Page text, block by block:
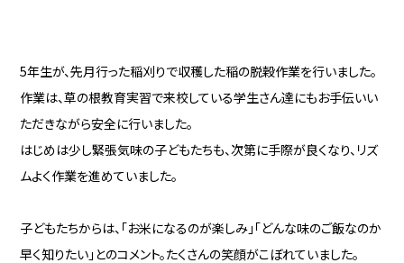
5年生が、先月行った稲刈りで収穫した稲の脱穀作業を行いました。
作業は、草の根教育実習で来校している学生さん達にもお手伝いい
ただきながら安全に行いました。
はじめは少し緊張気味の子どもたちも、次第に手際が良くなり、リズ
ムよく作業を進めていました。
子どもたちからは、「お米になるのが楽しみ」「どんな味のご飯なのか
早く知りたい」とのコメント。たくさんの笑顔がこぼれていました。